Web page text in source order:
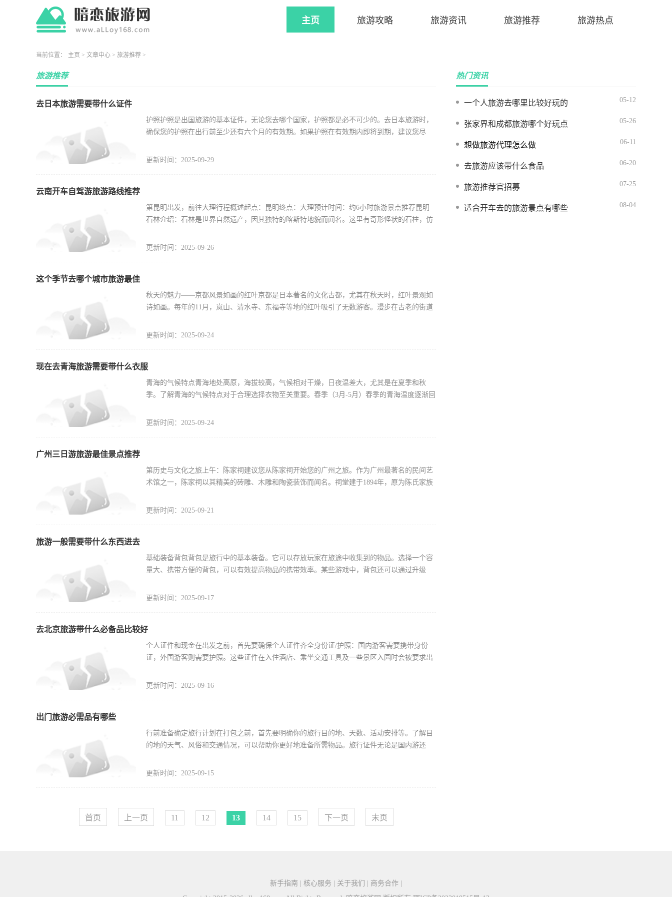
主页 旅游攻略 旅游资讯 旅游推荐 旅游热点
当前位置： 主页 > 文章中心 > 旅游推荐 >
旅游推荐
去日本旅游需要带什么证件
护照护照是出国旅游的基本证件，无论您去哪个国家，护照都是必不可少的。去日本旅游时，
确保您的护照在出行前至少还有六个月的有效期。如果护照在有效期内即将到期，建议您尽
更新时间：2025-09-29
云南开车自驾游旅游路线推荐
第昆明出发，前往大理行程概述起点：昆明终点：大理预计时间：约6小时旅游景点推荐昆明
石林介绍：石林是世界自然遗产，因其独特的喀斯特地貌而闻名。这里有奇形怪状的石柱，仿
更新时间：2025-09-26
这个季节去哪个城市旅游最佳
秋天的魅力——京都风景如画的红叶京都是日本著名的文化古都，尤其在秋天时，红叶景观如
诗如画。每年的11月，岚山、清水寺、东福寺等地的红叶吸引了无数游客。漫步在古老的街道
更新时间：2025-09-24
现在去青海旅游需要带什么衣服
青海的气候特点青海地处高原，海拔较高，气候相对干燥，日夜温差大，尤其是在夏季和秋
季。了解青海的气候特点对于合理选择衣物至关重要。春季（3月-5月）春季的青海温度逐渐回
更新时间：2025-09-24
广州三日游旅游最佳景点推荐
第历史与文化之旅上午：陈家祠建议您从陈家祠开始您的广州之旅。作为广州最著名的民间艺
术馆之一，陈家祠以其精美的砖雕、木雕和陶瓷装饰而闻名。祠堂建于1894年，原为陈氏家族
更新时间：2025-09-21
旅游一般需要带什么东西进去
基础装备背包背包是旅行中的基本装备。它可以存放玩家在旅途中收集到的物品。选择一个容
量大、携带方便的背包，可以有效提高物品的携带效率。某些游戏中，背包还可以通过升级
更新时间：2025-09-17
去北京旅游带什么必备品比较好
个人证件和现金在出发之前，首先要确保个人证件齐全身份证/护照：国内游客需要携带身份
证，外国游客则需要护照。这些证件在入住酒店、乘坐交通工具及一些景区入园时会被要求出
更新时间：2025-09-16
出门旅游必需品有哪些
行前准备确定旅行计划在打包之前，首先要明确你的旅行目的地、天数、活动安排等。了解目
的地的天气、风俗和交通情况，可以帮助你更好地准备所需物品。旅行证件无论是国内游还
更新时间：2025-09-15
首页 上一页 11 12 13 14 15 下一页 末页
热门资讯
一个人旅游去哪里比较好玩的 05-12
张家界和成都旅游哪个好玩点 05-26
想做旅游代理怎么做 06-11
去旅游应该带什么食品 06-20
旅游推荐官招募 07-25
适合开车去的旅游景点有哪些 08-04
新手指南 | 核心服务 | 关于我们 | 商务合作 |